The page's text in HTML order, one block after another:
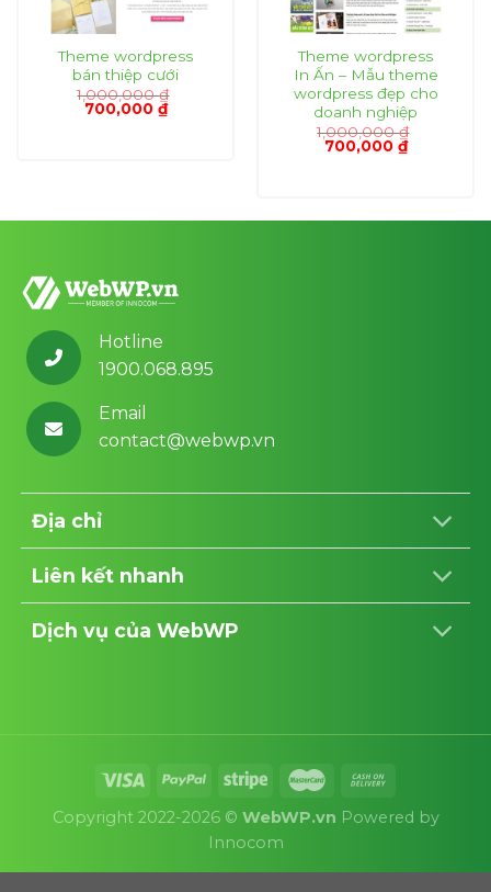
Theme wordpress
bán thiệp cưới
1,000,000₫
Giá
700,000 ₫Giá
hiện
Theme wordpress
In Ấn – Mẫu theme
wordpress đẹp cho
doanh nghiệp
1,000,000₫
Giá
700,000 ₫Giá
hiện
Hotline
1900.068.895
Email
contact@webwp.vn
Địa chỉ
Liên kết nhanh
Dịch vụ của WebWP
Copyright 2022-2026 © WebWP.vn Powered by
Innocom